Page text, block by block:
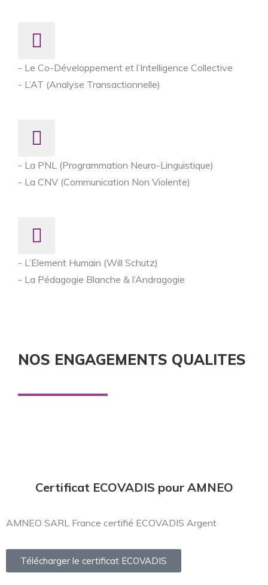
- Le Co-Développement et l’Intelligence Collective
- L’AT (Analyse Transactionnelle)
- La PNL (Programmation Neuro-Linguistique)
- La CNV (Communication Non Violente)
- L’Element Humain (Will Schutz)
- La Pédagogie Blanche & l’Andragogie
NOS ENGAGEMENTS QUALITES
Certificat ECOVADIS pour AMNEO
AMNEO SARL France certifié ECOVADIS Argent
Télécharger le certificat ECOVADIS